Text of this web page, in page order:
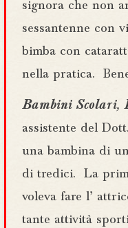
signora che non
sessantenne con
bimba con
nella pratica.
Bambini Scolari,
assistente del
una bambina di
di tredici. La
voleva fare l’
tante attività